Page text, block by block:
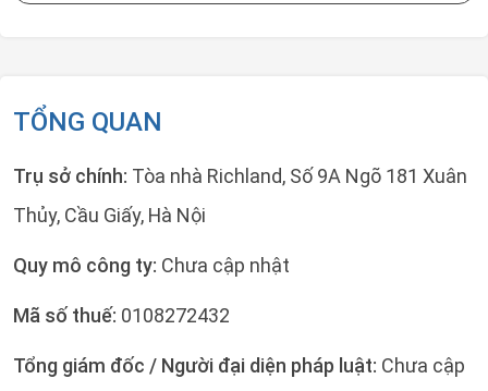
TỔNG QUAN
Trụ sở chính: Tòa nhà Richland, Số 9A Ngõ 181 Xuân
Thủy, Cầu Giấy, Hà Nội
Quy mô công ty: Chưa cập nhật
Mã số thuế: 0108272432
Tổng giám đốc / Người đại diện pháp luật: Chưa cập